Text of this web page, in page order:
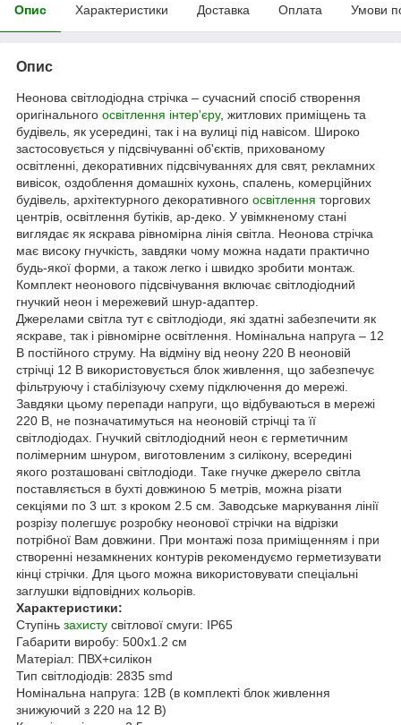
Опис Характеристики Доставка Оплата Умови
Опис
Неонова світлодіодна стрічка – сучасний спосіб створення
оригінального освітлення інтер'єру, житлових приміщень та
будівель, як усередині, так і на вулиці під навісом. Широко
застосовується у підсвічуванні об'єктів, прихованому
освітленні, декоративних підсвічуваннях для свят, рекламних
вивісок, оздоблення домашніх кухонь, спалень, комерційних
будівель, архітектурного декоративного освітлення торгових
центрів, освітлення бутіків, ар-деко. У увімкненому стані
виглядає як яскрава рівномірна лінія світла. Неонова стрічка
має високу гнучкість, завдяки чому можна надати практично
будь-якої форми, а також легко і швидко зробити монтаж.
Комплект неонового підсвічування включає світлодіодний
гнучкий неон і мережевий шнур-адаптер.
Джерелами світла тут є світлодіоди, які здатні забезпечити як
яскраве, так і рівномірне освітлення. Номінальна напруга – 12
В постійного струму. На відміну від неону 220 В неоновій
стрічці 12 В використовується блок живлення, що забезпечує
фільтруючу і стабілізуючу схему підключення до мережі.
Завдяки цьому перепади напруги, що відбуваються в мережі
220 В, не позначатимуться на неоновій стрічці та її
світлодіодах. Гнучкий світлодіодний неон є герметичним
полімерним шнуром, виготовленим з силікону, всередині
якого розташовані світлодіоди. Таке гнучке джерело світла
поставляється в бухті довжиною 5 метрів, можна різати
секціями по 3 шт. з кроком 2.5 см. Заводське маркування лінії
розрізу полегшує розробку неонової стрічки на відрізки
потрібної Вам довжини. При монтажі поза приміщенням і при
створенні незамкнених контурів рекомендуємо герметизувати
кінці стрічки. Для цього можна використовувати спеціальні
заглушки відповідних кольорів.
Характеристики:
Ступінь захисту світлової смуги: IP65
Габарити виробу: 500х1.2 см
Матеріал: ПВХ+силікон
Тип світлодіодів: 2835 smd
Номінальна напруга: 12В (в комплекті блок живлення
знижуючий з 220 на 12 В)